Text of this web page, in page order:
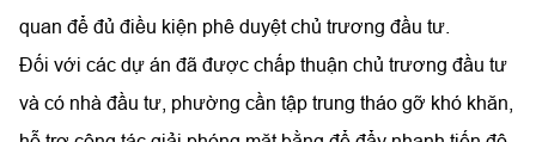
quan để đủ điều kiện phê duyệt chủ trương đầu tư.
Đối với các dự án đã được chấp thuận chủ trương đầu tư
và có nhà đầu tư, phường cần tập trung tháo gỡ khó khăn,